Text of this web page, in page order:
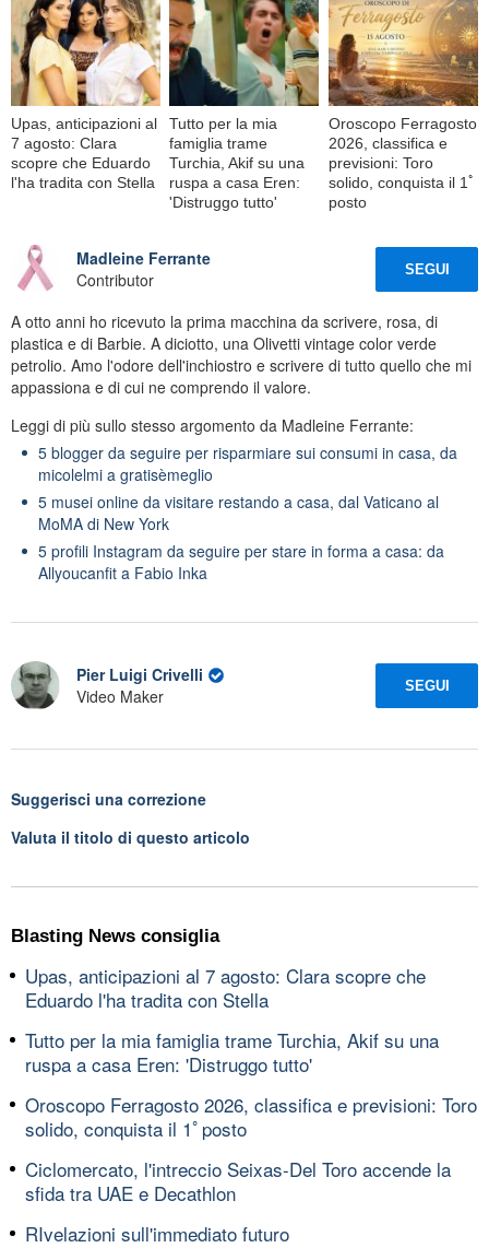
Upas, anticipazioni al
7 agosto: Clara
scopre che Eduardo
l'ha tradita con Stella
Tutto per la mia
famiglia trame
Turchia, Akif su una
ruspa a casa Eren:
'Distruggo tutto'
Oroscopo Ferragosto
2026, classifica e
previsioni: Toro
solido, conquista il 1ﾟ
posto
Madleine Ferrante
Contributor
SEGUI
A otto anni ho ricevuto la prima macchina da scrivere, rosa, di
plastica e di Barbie. A diciotto, una Olivetti vintage color verde
petrolio. Amo l'odore dell'inchiostro e scrivere di tutto quello che mi
appassiona e di cui ne comprendo il valore.
Leggi di più sullo stesso argomento da Madleine Ferrante:
5 blogger da seguire per risparmiare sui consumi in casa, da
micolelmi a gratisèmeglio
5 musei online da visitare restando a casa, dal Vaticano al
MoMA di New York
5 profili Instagram da seguire per stare in forma a casa: da
Allyoucanfit a Fabio Inka
Pier Luigi Crivelli
Video Maker
SEGUI
Suggerisci una correzione
Valuta il titolo di questo articolo
Blasting News consiglia
Upas, anticipazioni al 7 agosto: Clara scopre che
Eduardo l'ha tradita con Stella
Tutto per la mia famiglia trame Turchia, Akif su una
ruspa a casa Eren: 'Distruggo tutto'
Oroscopo Ferragosto 2026, classifica e previsioni: Toro
solido, conquista il 1ﾟposto
Ciclomercato, l'intreccio Seixas-Del Toro accende la
sfida tra UAE e Decathlon
RIvelazioni sull'immediato futuro